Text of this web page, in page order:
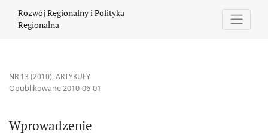
Rozwój Regionalny i Polityka
Regionalna
NR 13 (2010),ARTYKUŁY
Wprowadzenie
Opublikowane 2010-06-01